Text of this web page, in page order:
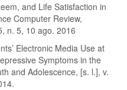
and Life Satisfaction in
Computer Review,
n. 5, 10 ago. 2016
Electronic Media Use at
Symptoms in the
and Adolescence, [s. l.], v.